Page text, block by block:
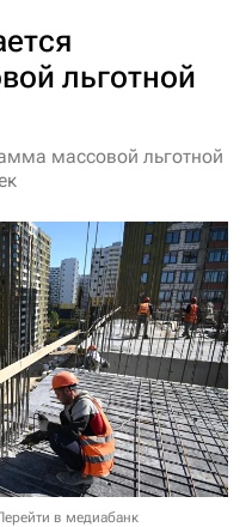
льготной
массовой льготной
в медиабанк